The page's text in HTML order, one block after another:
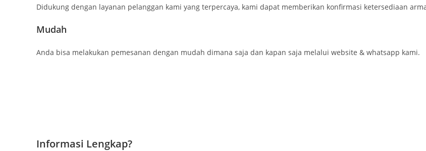
Didukung dengan layanan pelanggan kami yang terpercaya, kami dapat memberikan konfirmasi ketersediaan
Mudah
Anda bisa melakukan pemesanan dengan mudah dimana saja dan kapan saja melalui website & whatsapp kami.
Informasi Lengkap?